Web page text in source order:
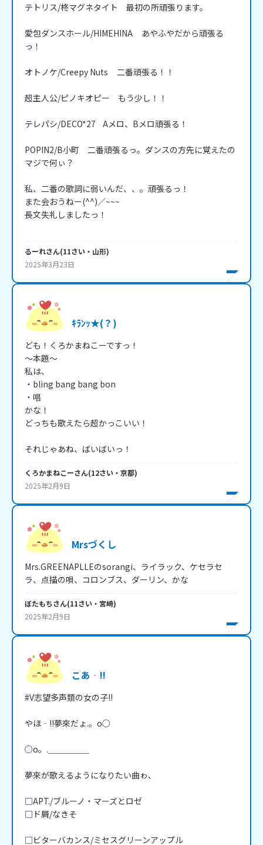
テトリス/柊マグネタイト　最初の所頑張ります。
愛包ダンスホール/HIMEHINA     あやふやだから頑張る
っ！
オトノケ/Creepy Nuts     二番頑張る！！
超主人公/ピノキオピー　もう少し！！
テレパシ/DECO*27    Aメロ、Bメロ頑張る！
POPIN2/B小町　二番頑張るっ。ダンスの方先に覚えたの
マジで何ぃ？
私、二番の歌詞に弱いんだ、、。頑張るっ！
また会おうねー(^^)／~~~
長文失礼しましたっ！
るーれさん(11さい・ 山形)
2025年3月23日
ｷﾗﾝｯ★(？)
ども！くろかまねこーですっ！
～本題～
私は、
・bling bang bang bon
・唱
かな！
どっちも歌えたら超かっこいい！
それじゃあね、ばいばいっ！
くろかまねこーさん(12さい・ 京都)
2025年2月9日
Mrsづくし
Mrs.GREENAPLLEのsorangi、ライラック、ケセラセ
ラ、点描の唄、コロンブス、ダーリン、かな
ぼたもちさん(11さい・ 宮崎)
2025年2月9日
こあ‐!!
#V志望多声類の女の子!!
やほ‐!!夢來だょ.。o○
○o。.＿＿＿＿＿
夢來が歌えるようになりたい曲ゎ、
□APT./ブルーノ・マーズとロゼ
□ド屑/なきそ
□ビターバカンス/ミセスグリーンアップル